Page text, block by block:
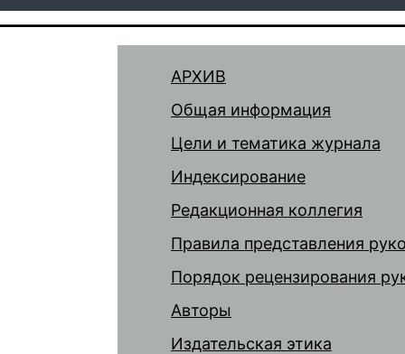
АРХИВ
Общая информация
Цели и тематика журнала
Индексирование
Редакционная коллегия
Правила представления
Порядок рецензирования
Авторы
Издательская этика